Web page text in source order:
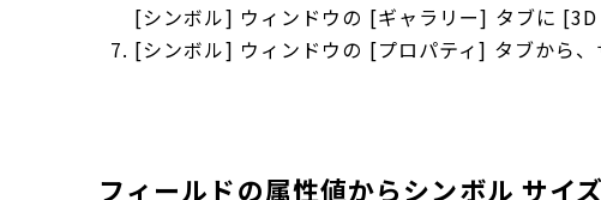
[シンボル] ウィンドウの [ギャラリー] タブに
[シンボル] ウィンドウの [プロパティ] タブから、
フィールドの属性値からシンボル サイ